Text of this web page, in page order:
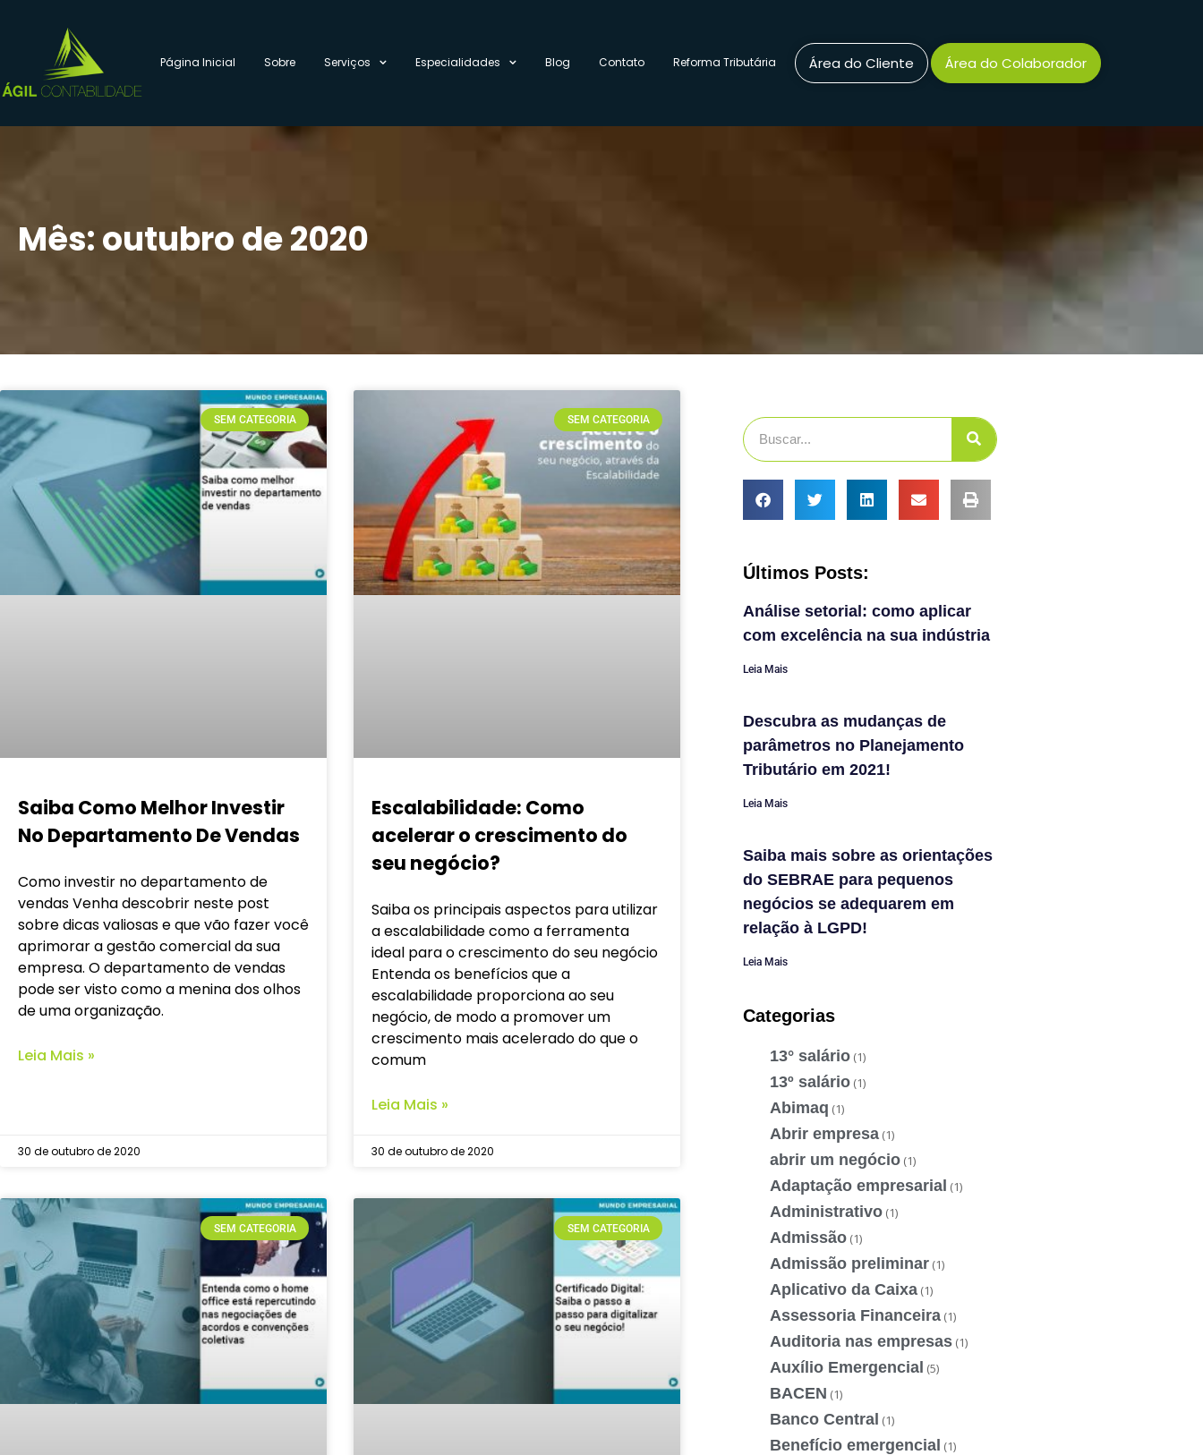
Página Inicial Sobre Serviços Especialidades Blog Contato Reforma Tributária Área do Cliente Área do Colaborador
Mês: outubro de 2020
SEM CATEGORIA
Saiba Como Melhor Investir
No Departamento De Vendas
Como investir no departamento de
vendas Venha descobrir neste post
sobre dicas valiosas e que vão fazer você
aprimorar a gestão comercial da sua
empresa. O departamento de vendas
pode ser visto como a menina dos olhos
de uma organização.
Leia Mais »
30 de outubro de 2020
SEM CATEGORIA
Escalabilidade: Como
acelerar o crescimento do
seu negócio?
Saiba os principais aspectos para utilizar
a escalabilidade como a ferramenta
ideal para o crescimento do seu negócio
Entenda os benefícios que a
escalabilidade proporciona ao seu
negócio, de modo a promover um
crescimento mais acelerado do que o
comum
Leia Mais »
30 de outubro de 2020
SEM CATEGORIA SEM CATEGORIA
Últimos Posts:
Análise setorial: como aplicar
com excelência na sua indústria
Leia Mais
Descubra as mudanças de
parâmetros no Planejamento
Tributário em 2021!
Leia Mais
Saiba mais sobre as orientações
do SEBRAE para pequenos
negócios se adequarem em
relação à LGPD!
Leia Mais
Categorias
13° salário (1)
13º salário (1)
Abimaq (1)
Abrir empresa (1)
abrir um negócio (1)
Adaptação empresarial (1)
Administrativo (1)
Admissão (1)
Admissão preliminar (1)
Aplicativo da Caixa (1)
Assessoria Financeira (1)
Auditoria nas empresas (1)
Auxílio Emergencial (5)
BACEN (1)
Banco Central (1)
Benefício emergencial (1)